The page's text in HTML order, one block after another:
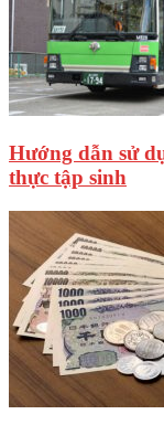
Hướng dẫn sử
thực tập sinh